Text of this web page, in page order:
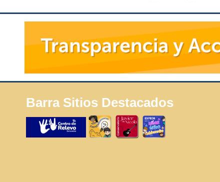
Barra Sitios Destacados